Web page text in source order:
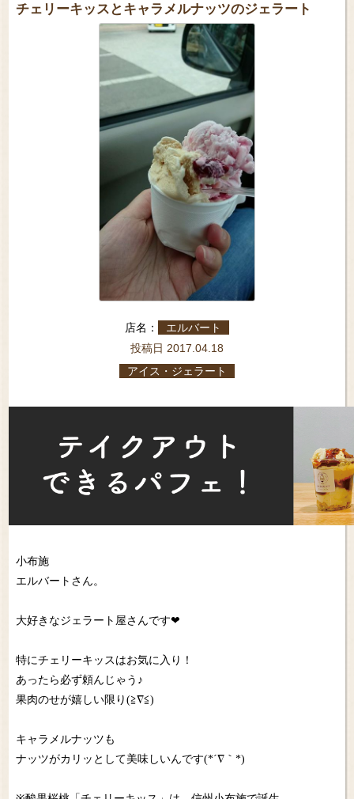
チェリーキッスとキャラメルナッツのジェラート
店名： エルバート
投稿日 2017.04.18
アイス・ジェラート
小布施
エルバートさん。
大好きなジェラート屋さんです❤
特にチェリーキッスはお気に入り！
あったら必ず頼んじゃう♪
果肉のせが嬉しい限り(≧∇≦)
キャラメルナッツも
ナッツがカリッとして美味しいんです(*´∇｀*)